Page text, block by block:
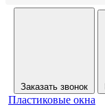
Заказать звонок
Пластиковые окна